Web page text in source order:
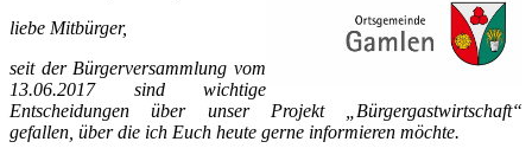
liebe Mitbürger,
seit der Bürgerversammlung vom
13.06.2017 sind wichtige
Entscheidungen über unser Projekt „Bürgergastwirtschaft“
gefallen, über die ich Euch heute gerne informieren möchte.